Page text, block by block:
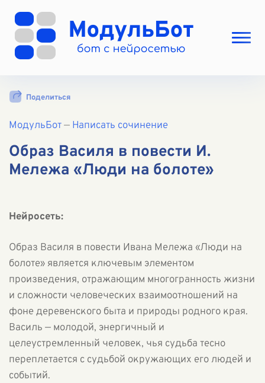
Выбрать режим
Вход
Вход с Telegram
Поделиться
МодульБот— Написать сочинение
Образ Василя в повести И.
Мележа «Люди на болоте»
Нейросеть:
Образ Василя в повести Ивана Мележа «Люди на
болоте» является ключевым элементом
произведения, отражающим многогранность жизни
и сложности человеческих взаимоотношений на
фоне деревенского быта и природы родного края.
Василь — молодой, энергичный и
целеустремленный человек, чья судьба тесно
переплетается с судьбой окружающих его людей и
событий.